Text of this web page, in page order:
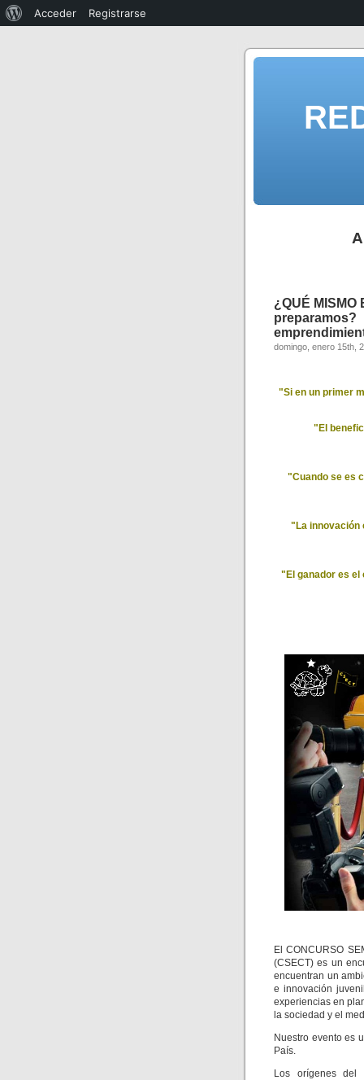
¿QUÉ
domingo, enero 15th,
"Si en un primer
"El
"Cuando se es
"La innovación
"El ganador es el
El CONCURSO
(CSECT) es un
encuentran un
e innovación
experiencias en
la sociedad y el
Nuestro evento es
País.
Los orígenes del
Acceder Registrarse